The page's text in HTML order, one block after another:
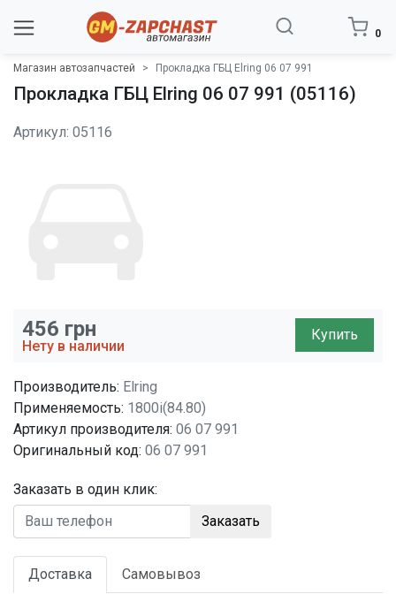
0
Магазин автозапчастей Прокладка ГБЦ Elring 06 07 991
Прокладка ГБЦ Elring 06 07 991 (05116)
Артикул: 05116
456 грн
Нету в наличии
Купить
Производитель: Elring
Применяемость: 1800i(84.80)
Артикул производителя: 06 07 991
Оригинальный код: 06 07 991
Заказать в один клик:
Заказать
Доставка Самовывоз